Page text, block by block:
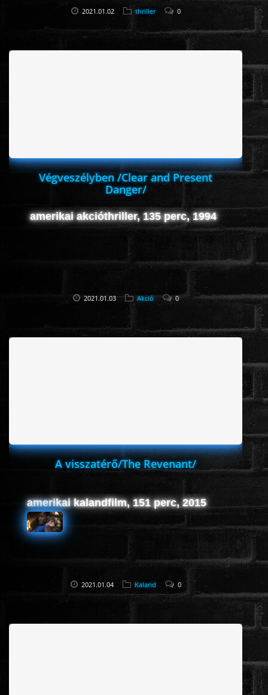
DOKUMENTUMFILMEK
PC-GAME
www.onlinefilmvilag2.eu,Copyright © 2017-2026 Az oldal nem tárol
semmilyen jogsértő tartalmat. Minden adat külső forrásból származik |
2021.01.02 thriller 0
Végveszélyben /Clear and Present
Danger/
amerikai akcióthriller, 135 perc, 1994
2021.01.03 Akció 0
A visszatérő/The Revenant/
amerikai kalandfilm, 151 perc, 2015
2021.01.04 Kaland 0